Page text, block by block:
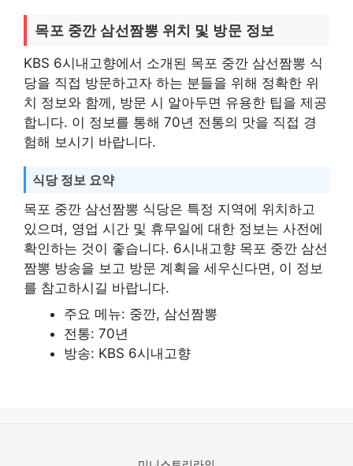
목포 중깐 삼선짬뽕 위치 및 방문 정보
KBS 6시내고향에서 소개된 목포 중깐 삼선짬뽕 식
당을 직접 방문하고자 하는 분들을 위해 정확한 위
치 정보와 함께, 방문 시 알아두면 유용한 팁을 제공
합니다. 이 정보를 통해 70년 전통의 맛을 직접 경
험해 보시기 바랍니다.
식당 정보 요약
목포 중깐 삼선짬뽕 식당은 특정 지역에 위치하고
있으며, 영업 시간 및 휴무일에 대한 정보는 사전에
확인하는 것이 좋습니다. 6시내고향 목포 중깐 삼선
짬뽕 방송을 보고 방문 계획을 세우신다면, 이 정보
를 참고하시길 바랍니다.
주요 메뉴: 중깐, 삼선짬뽕
전통: 70년
방송: KBS 6시내고향